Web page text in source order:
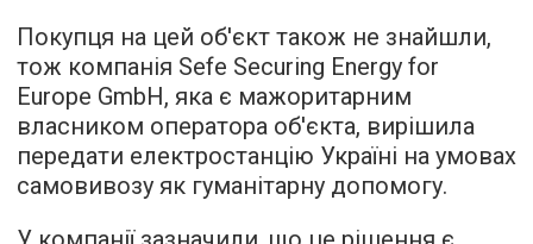
Покупця на цей об'єкт також не знайшли,
тож компанія Sefe Securing Energy for
Europe GmbH, яка є мажоритарним
власником оператора об'єкта, вирішила
передати електростанцію Україні на умовах
самовивозу як гуманітарну допомогу.